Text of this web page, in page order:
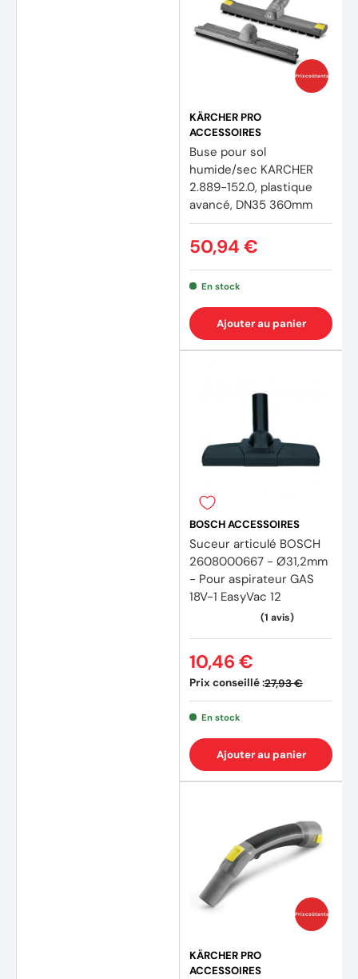
Prix coûtants
KÄRCHER PRO
ACCESSOIRES
Buse pour sol
humide/sec KARCHER
2.889-152.0, plastique
avancé, DN35 360mm
50,94 €
En stock
Ajouter au panier
BOSCH ACCESSOIRES
Suceur articulé BOSCH
2608000667 - Ø31,2mm
- Pour aspirateur GAS
18V-1 EasyVac 12
Prix conseillé :27,93 €
10,46 €
En stock
Ajouter au panier
Prix coûtants
KÄRCHER PRO
ACCESSOIRES